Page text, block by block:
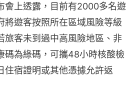
會上透露，目前有2000多名遊
將遊客按照所在區域風險等級
旅客未到過中高風險地區、非
碼為綠碼，可攜48小時核酸檢
住宿證明或其他憑據允許返